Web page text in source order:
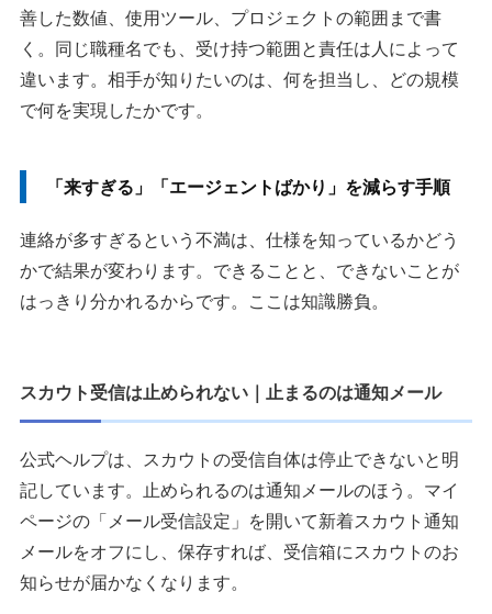
善した数値、使用ツール、プロジェクトの範囲まで書
く。同じ職種名でも、受け持つ範囲と責任は人によって
違います。相手が知りたいのは、何を担当し、どの規模
で何を実現したかです。
「来すぎる」「エージェントばかり」を減らす手順
連絡が多すぎるという不満は、仕様を知っているかどう
かで結果が変わります。できることと、できないことが
はっきり分かれるからです。ここは知識勝負。
スカウト受信は止められない｜止まるのは通知メール
公式ヘルプは、スカウトの受信自体は停止できないと明
記しています。止められるのは通知メールのほう。マイ
ページの「メール受信設定」を開いて新着スカウト通知
メールをオフにし、保存すれば、受信箱にスカウトのお
知らせが届かなくなります。